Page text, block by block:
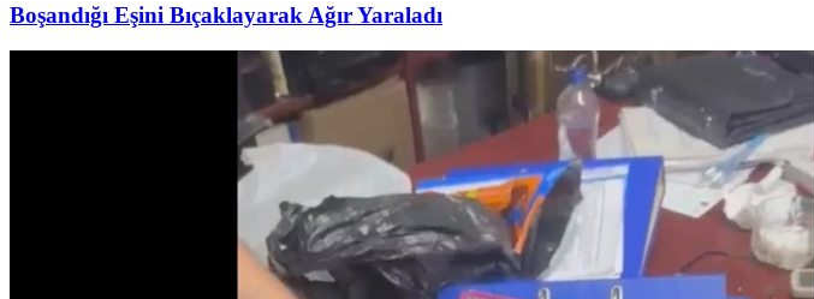
Boşandığı Eşini Bıçaklayarak Ağır Yaraladı